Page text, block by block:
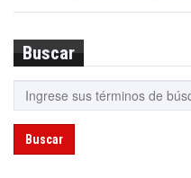
Buscar
Buscar